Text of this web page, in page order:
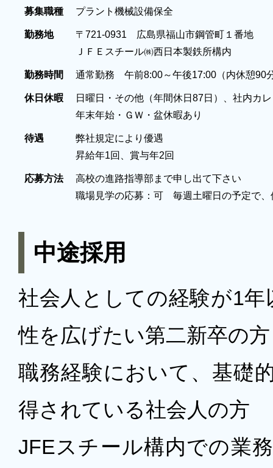
募集職種 プラント機械設備保全
勤務地
〒721-0931 広島県福山市鋼管町１番地
ＪＦＥスチール㈱西日本製鉄所構内
勤務時間 通常勤務 午前8:00～午後17:00（内休憩90
休日休暇
日曜日・その他（年間休日87日）、社内カ
年末年始・ＧＷ・盆休暇あり
待遇
弊社規定により優遇
昇給年1回、賞与年2回
応募方法
高校の進路指導部まで申し出て下さい
職場見学の応募：可 毎週土曜日の予定で、
中途採用
社会人としての経験が1
性を広げたい第二新卒の方
職務経験において、基礎
得されている社会人の方
JFEスチール構内での業